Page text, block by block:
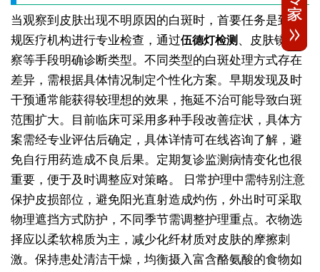
当观察到皮肤出现不明原因的白斑时，首要任务是到正
规医疗机构进行专业检查，通过伍德灯检测 、皮肤镜观
察等手段明确诊断类型。不同类型的白斑处理方式存在
差异，需根据具体情况制定个性化方案。早期发现及时
干预通常能获得较理想的效果，拖延不治可能导致白斑
范围扩大。目前临床可采用多种手段改善症状，具体方
案需经专业评估后确定，具体详情可在线咨询了解，避
免自行用药造成不良后果。定期复诊监测病情变化也很
重要，便于及时调整应对策略。
日常护理中需特别注意
保护皮损部位，避免阳光直射造成灼伤，外出时可采取
物理遮挡方式防护，不同季节需调整护理重点。衣物选
择应以柔软棉质为主，减少化纤材质对皮肤的摩擦刺
激。保持患处清洁干燥，均衡摄入富含酪氨酸的食物如